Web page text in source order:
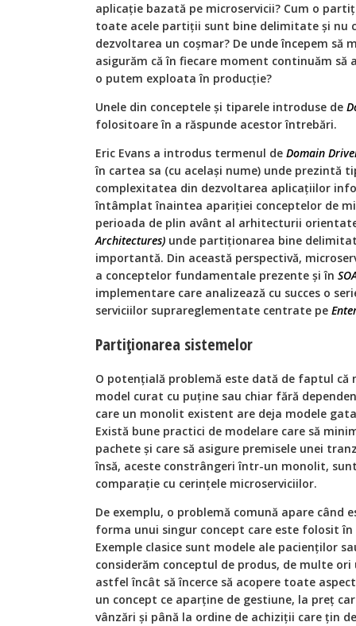
aplicație bazată pe microservicii? Cum o
toate acele partiții sunt bine delimitate și nu
dezvoltarea un coșmar? De unde începem
asigurăm că în fiecare moment continuăm să
o putem exploata în producție?
Unele din conceptele și tiparele introduse de
folositoare în a răspunde acestor întrebări.
Eric Evans a introdus termenul de Domain
în cartea sa (cu același nume) unde prezintă
complexitatea din dezvoltarea aplicațiilor
întâmplat înaintea apariției conceptelor de
perioada de plin avânt al arhitecturii
Architectures) unde partiționarea bine
importantă. Din această perspectivă,
a conceptelor fundamentale prezente și în
implementare care analizează cu succes o
serviciilor suprareglementate centrate pe
Partiționarea sistemelor
O potențială problemă este dată de faptul că
model curat cu puține sau chiar fără
care un monolit existent are deja modele
Există bune practici de modelare care să
pachete și care să asigure premisele unei
însă, aceste constrângeri într-un monolit,
comparație cu cerințele microserviciilor.
De exemplu, o problemă comună apare când
forma unui singur concept care este folosit
Exemple clasice sunt modele ale pacienților
considerăm conceptul de produs, de multe
astfel încât să încerce să acopere toate
un concept ce aparține de gestiune, la preț
vânzări și până la ordine de achiziții care țin